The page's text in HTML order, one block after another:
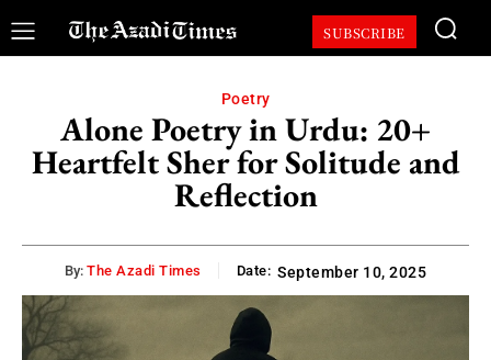
SUBSCRIBE
Poetry
Alone Poetry in Urdu: 20+
Heartfelt Sher for Solitude and
Reflection
By: The Azadi Times Date: September 10, 2025